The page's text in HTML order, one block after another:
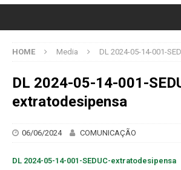
HOME Media DL 2024-05-14-001-
DL 2024-05-14-001-
extratodesipensa
06/06/2024 COMUNICAÇÃO
DL 2024-05-14-001-SEDUC-extratodesipensa